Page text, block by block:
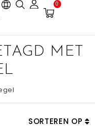
0
MET
SORTEREN OP